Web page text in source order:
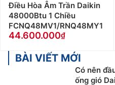
Điều Hòa Âm Trần Daikin
48000Btu 1 Chiều
FCNQ48MV1/RNQ48MY1
44.600.000
BÀI VIẾT MỚI
Có nên
ống gió